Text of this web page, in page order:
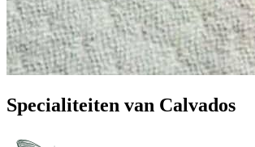
Specialiteiten van Calvados